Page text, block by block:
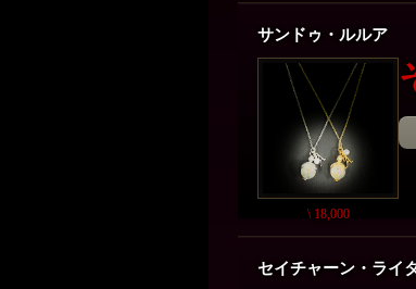
サンドゥ・ルルア
\ 18,000
セイチャーン・ライ